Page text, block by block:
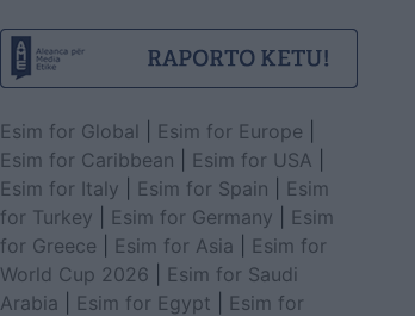
Esim for Global Esim for Europe
Esim for Caribbean
Esim for USA
Esim for Italy
Esim for Spain
Esim
for Turkey
Esim for Germany
Esim
for Greece
Esim for Asia
Esim for
World Cup 2026
Esim for Saudi
Arabia
Esim for Egypt
Esim for